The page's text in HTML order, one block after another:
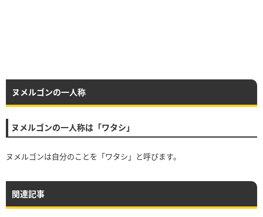
ヌメルゴンの一人称
ヌメルゴンの一人称は「ワタシ」
ヌメルゴンは自分のことを「ワタシ」と呼びます。
関連記事